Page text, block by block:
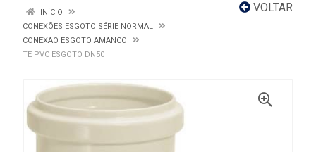
VOLTAR
INÍCIO
CONEXÕES ESGOTO SÉRIE NORMAL
CONEXAO ESGOTO AMANCO
TE PVC ESGOTO DN50